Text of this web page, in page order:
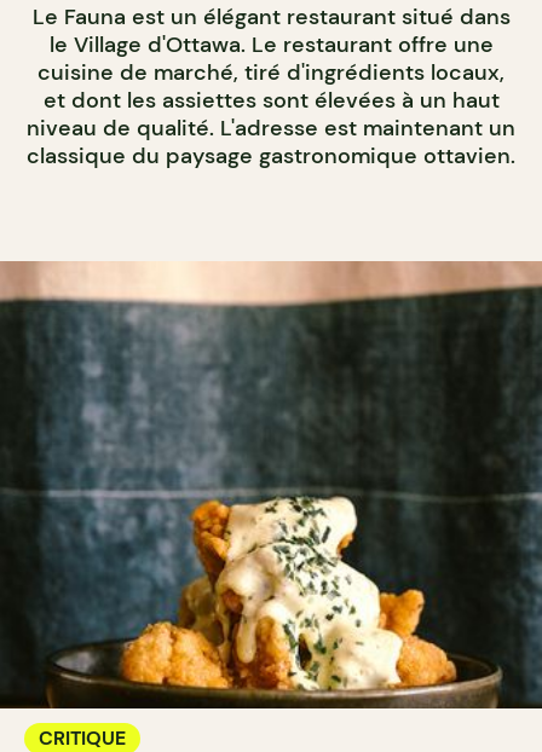
Le Fauna est un élégant restaurant situé dans
le Village d'Ottawa. Le restaurant offre une
cuisine de marché, tiré d'ingrédients locaux,
et dont les assiettes sont élevées à un haut
niveau de qualité. L'adresse est maintenant un
classique du paysage gastronomique ottavien.
CRITIQUE